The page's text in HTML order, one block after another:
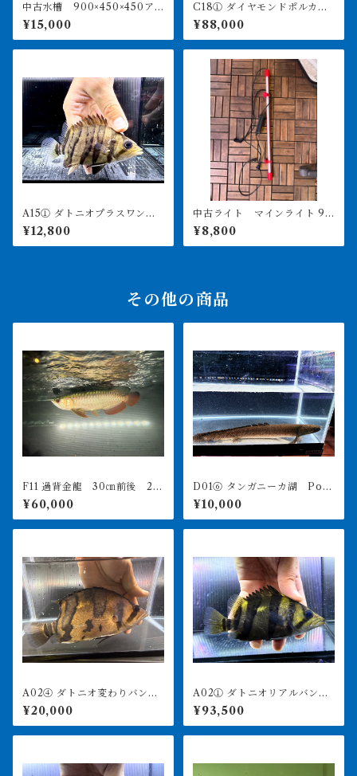
中古水槽 900×450×450ア
クリル水槽 上部濾過セット
¥15,000
C18① ダイヤモンドポルカ
アルビノヘテロ 体盤16㎝前
後 ♀
¥88,000
A15① ダトニオプラスワン
変わりバンド 12㎝前後
¥12,800
中古ライト マインライト 90
0用 美品 引き取り限定
¥8,800
その他の商品
F11 過背金龍 30㎝前後 25
¥60,000
D01⑥ タンガニーカ湖 Po.
オルナティピンニス 41㎝前
後 ♀ 左目凹んでます 薬浴
完了済み
¥10,000
A02④ ダトニオ変わりバン
ド 23.5㎝前後 買取個体
¥20,000
A02① ダトニオリアルバン
ド 15㎝前後 イエロー シ
ミなし
¥93,500